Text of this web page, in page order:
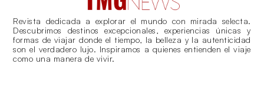
Revista dedicada a explorar el mundo con mirada selecta.
Descubrimos destinos excepcionales, experiencias únicas y
formas de viajar donde el tiempo, la belleza y la autenticidad
son el verdadero lujo. Inspiramos a quienes entienden el viaje
como una manera de vivir.